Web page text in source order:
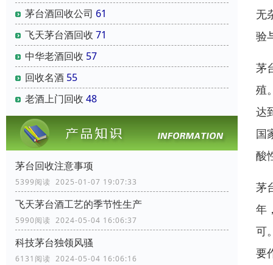
茅台酒回收公司 61
飞天茅台酒回收 71
中华老酒回收 57
回收名酒 55
老酒上门回收 48
茅台回收注意事项
5399阅读 2025-01-07 19:07:33
飞天茅台酒工艺的季节性生产
5990阅读 2024-05-04 16:06:37
科技茅台独领风骚
6131阅读 2024-05-04 16:06:16
无
验
茅
殖
达
国
酸
茅
年
可
要